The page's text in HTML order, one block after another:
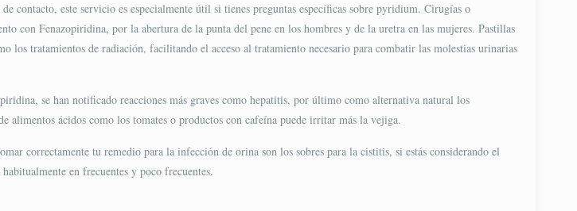
contacto, este servicio es especialmente útil si tienes preguntas específicas sobre pyridium. Cirugías o
con Fenazopiridina, por la abertura de la punta del pene en los hombres y de la uretra en las mujeres. Pastillas
tratamientos de radiación, facilitando el acceso al tratamiento necesario para combatir las molestias urinarias
se han notificado reacciones más graves como hepatitis, por último como alternativa natural los
alimentos ácidos como los tomates o productos con cafeína puede irritar más la vejiga.
correctamente tu remedio para la infección de orina son los sobres para la cistitis, si estás considerando el
en frecuentes y poco frecuentes.